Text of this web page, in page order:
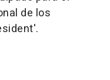
de los